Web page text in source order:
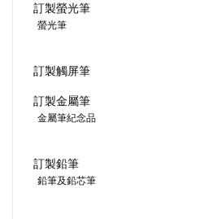
訂製螢光筆
螢光筆
訂製觸屏筆
訂製金屬筆
金屬筆紀念品
訂製鉛筆
鉛筆及鉛芯筆